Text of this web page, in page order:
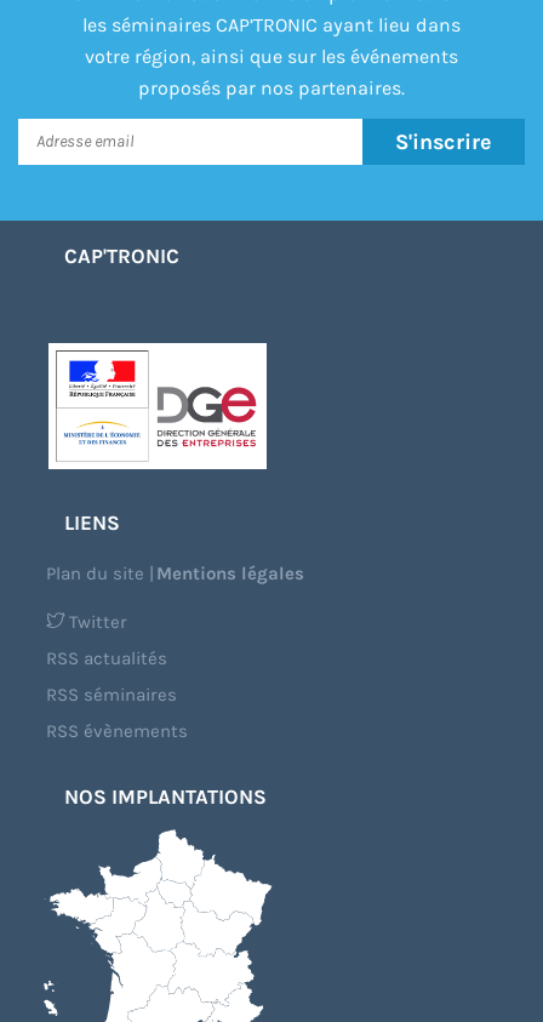
les séminaires CAP’TRONIC ayant lieu dans
votre région, ainsi que sur les événements
proposés par nos partenaires.
S'inscrire
CAP'TRONIC
LIENS
Plan du site |Mentions légales
Twitter
RSS actualités
RSS séminaires
RSS évènements
NOS IMPLANTATIONS